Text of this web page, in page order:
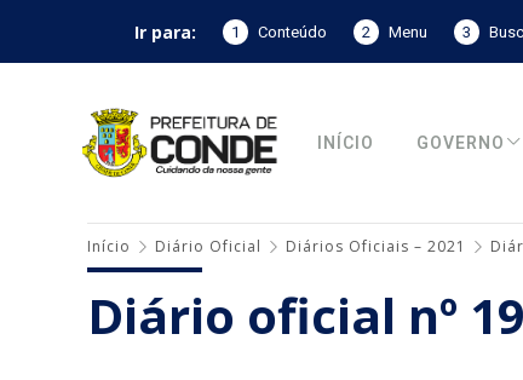
Ir para: 1 Conteúdo 2 Menu 3
INÍCIO GOVERNO
Início Diário Oficial Diários Oficiais – 2021
Diário oficial nº